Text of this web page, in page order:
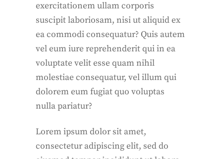
exercitationem ullam corporis
suscipit laboriosam, nisi ut aliquid ex
ea commodi consequatur? Quis autem
vel eum iure reprehenderit qui in ea
voluptate velit esse quam nihil
molestiae consequatur, vel illum qui
dolorem eum fugiat quo voluptas
nulla pariatur?
Lorem ipsum dolor sit amet,
consectetur adipiscing elit, sed do